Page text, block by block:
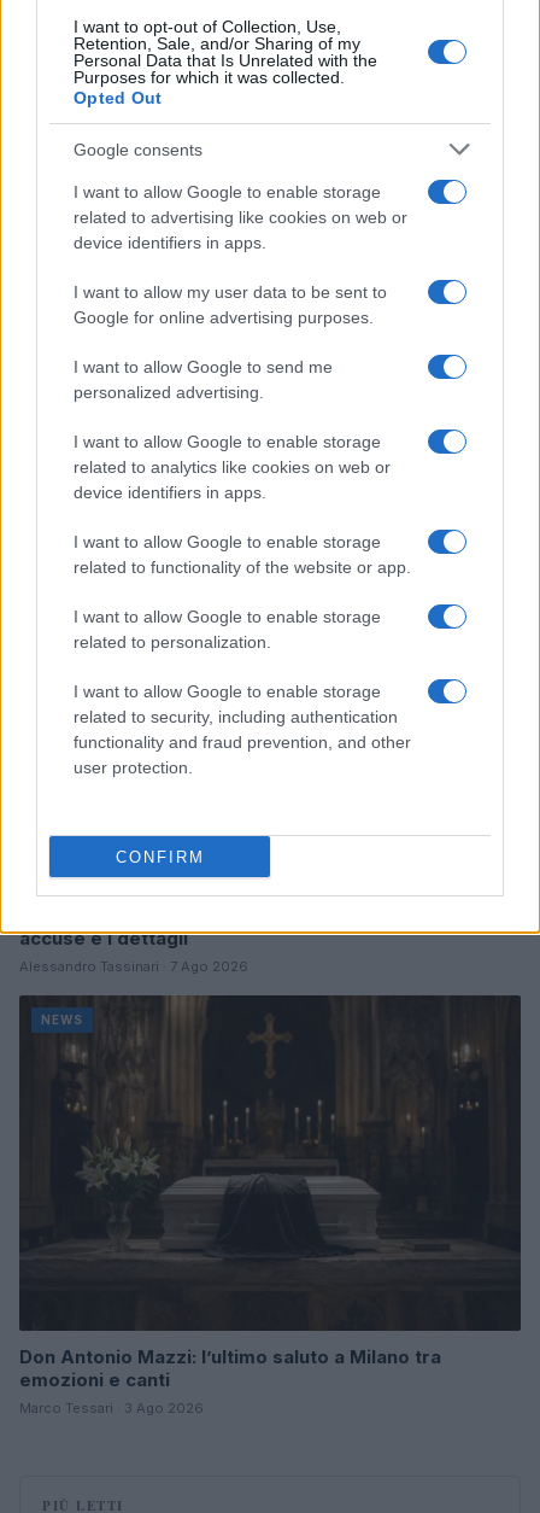
I want to opt-out of Collection, Use,
Retention, Sale, and/or Sharing of my
Personal Data that Is Unrelated with the
Purposes for which it was collected.
Opted Out
Google consents
I want to allow Google to enable storage
related to advertising like cookies on web or
device identifiers in apps.
I want to allow my user data to be sent to
Google for online advertising purposes.
I want to allow Google to send me
personalized advertising.
I want to allow Google to enable storage
related to analytics like cookies on web or
device identifiers in apps.
I want to allow Google to enable storage
related to functionality of the website or app.
I want to allow Google to enable storage
related to personalization.
I want to allow Google to enable storage
related to security, including authentication
functionality and fraud prevention, and other
user protection.
CONFIRM
Continua a leggere
Come scegliere le scarpe da running donna: comfort
e performance
accuse e i dettagli
Alessandro Tassinari · 7 Ago 2026
NEWS
Don Antonio Mazzi: l’ultimo saluto a Milano tra
emozioni e canti
Marco Tessari · 3 Ago 2026
PIÙ LETTI